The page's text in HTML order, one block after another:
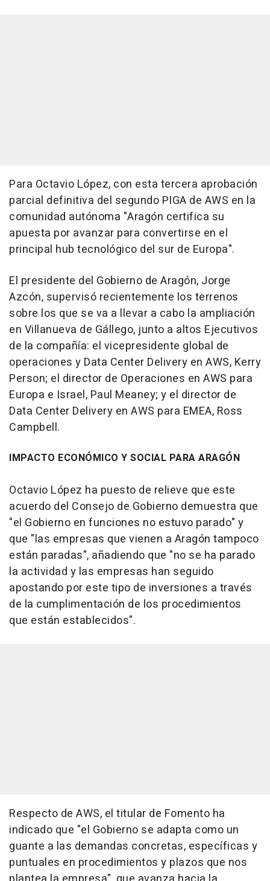
Para Octavio López, con esta tercera aprobación
parcial definitiva del segundo PIGA de AWS en la
comunidad autónoma "Aragón certifica su
apuesta por avanzar para convertirse en el
principal hub tecnológico del sur de Europa".
El presidente del Gobierno de Aragón, Jorge
Azcón, supervisó recientemente los terrenos
sobre los que se va a llevar a cabo la ampliación
en Villanueva de Gállego, junto a altos Ejecutivos
de la compañía: el vicepresidente global de
operaciones y Data Center Delivery en AWS, Kerry
Person; el director de Operaciones en AWS para
Europa e Israel, Paul Meaney; y el director de
Data Center Delivery en AWS para EMEA, Ross
Campbell.
IMPACTO ECONÓMICO Y SOCIAL PARA ARAGÓN
Octavio López ha puesto de relieve que este
acuerdo del Consejo de Gobierno demuestra que
"el Gobierno en funciones no estuvo parado" y
que "las empresas que vienen a Aragón tampoco
están paradas", añadiendo que "no se ha parado
la actividad y las empresas han seguido
apostando por este tipo de inversiones a través
de la cumplimentación de los procedimientos
que están establecidos".
Respecto de AWS, el titular de Fomento ha
indicado que "el Gobierno se adapta como un
guante a las demandas concretas, específicas y
puntuales en procedimientos y plazos que nos